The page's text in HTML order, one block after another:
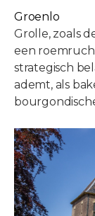
Groenlo
Grolle, zoals
een
strategisch
ademt, als